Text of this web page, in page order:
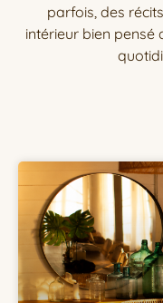
parfois, des
intérieur bien